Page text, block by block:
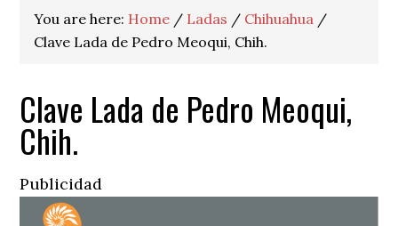
You are here: Home / Ladas / Chihuahua /
Clave Lada de Pedro Meoqui, Chih.
Clave Lada de Pedro Meoqui,
Chih.
Publicidad